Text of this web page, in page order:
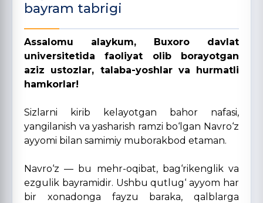
bayram tabrigi
Assalomu alaykum, Buxoro davlat
universitetida faoliyat olib borayotgan
aziz ustozlar, talaba-yoshlar va hurmatli
hamkorlar!
Sizlarni kirib kelayotgan bahor nafasi,
yangilanish va yasharish ramzi bo‘lgan Navro‘z
ayyomi bilan samimiy muborakbod etaman.
Navro‘z — bu mehr-oqibat, bag‘rikenglik va
ezgulik bayramidir. Ushbu qutlug‘ ayyom har
bir xonadonga fayzu baraka, qalblarga